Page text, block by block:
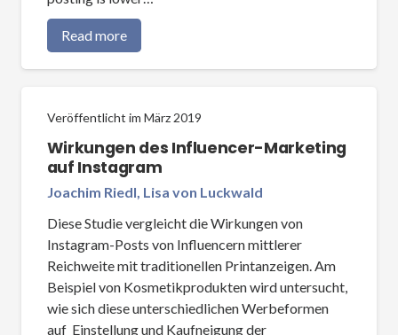
Read more
Veröffentlicht im März 2019
Wirkungen des Influencer-Marketing
auf Instagram
Joachim Riedl, Lisa von Luckwald
Diese Studie vergleicht die Wirkungen von
Instagram-Posts von Influencern mittlerer
Reichweite mit traditionellen Printanzeigen. Am
Beispiel von Kosmetikprodukten wird untersucht,
wie sich diese unterschiedlichen Werbeformen
auf Einstellung und Kaufneigung der